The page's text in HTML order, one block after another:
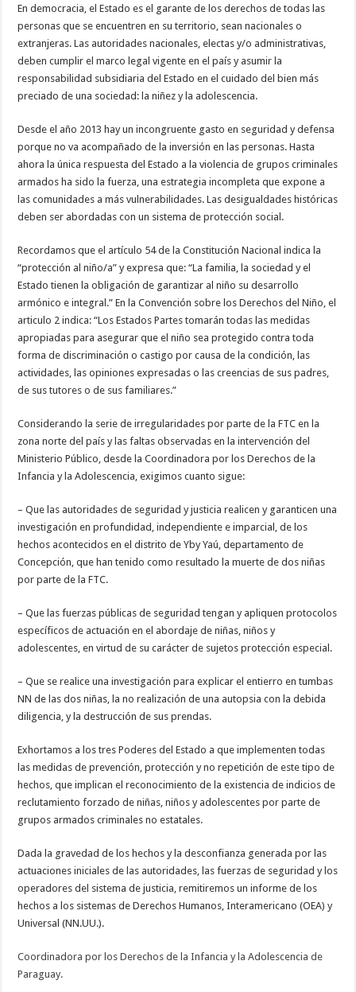
En democracia, el Estado es el garante de los derechos de todas las
personas que se encuentren en su territorio, sean nacionales o
extranjeras. Las autoridades nacionales, electas y/o administrativas,
deben cumplir el marco legal vigente en el país y asumir la
responsabilidad subsidiaria del Estado en el cuidado del bien más
preciado de una sociedad: la niñez y la adolescencia.
Desde el año 2013 hay un incongruente gasto en seguridad y defensa
porque no va acompañado de la inversión en las personas. Hasta
ahora la única respuesta del Estado a la violencia de grupos criminales
armados ha sido la fuerza, una estrategia incompleta que expone a
las comunidades a más vulnerabilidades. Las desigualdades históricas
deben ser abordadas con un sistema de protección social.
Recordamos que el artículo 54 de la Constitución Nacional indica la
“protección al niño/a” y expresa que: “La familia, la sociedad y el
Estado tienen la obligación de garantizar al niño su desarrollo
armónico e integral.” En la Convención sobre los Derechos del Niño, el
articulo 2 indica: “Los Estados Partes tomarán todas las medidas
apropiadas para asegurar que el niño sea protegido contra toda
forma de discriminación o castigo por causa de la condición, las
actividades, las opiniones expresadas o las creencias de sus padres,
de sus tutores o de sus familiares.”
Considerando la serie de irregularidades por parte de la FTC en la
zona norte del país y las faltas observadas en la intervención del
Ministerio Público, desde la Coordinadora por los Derechos de la
Infancia y la Adolescencia, exigimos cuanto sigue:
– Que las autoridades de seguridad y justicia realicen y garanticen una
investigación en profundidad, independiente e imparcial, de los
hechos acontecidos en el distrito de Yby Yaú, departamento de
Concepción, que han tenido como resultado la muerte de dos niñas
por parte de la FTC.
– Que las fuerzas públicas de seguridad tengan y apliquen protocolos
específicos de actuación en el abordaje de niñas, niños y
adolescentes, en virtud de su carácter de sujetos protección especial.
– Que se realice una investigación para explicar el entierro en tumbas
NN de las dos niñas, la no realización de una autopsia con la debida
diligencia, y la destrucción de sus prendas.
Exhortamos a los tres Poderes del Estado a que implementen todas
las medidas de prevención, protección y no repetición de este tipo de
hechos, que implican el reconocimiento de la existencia de indicios de
reclutamiento forzado de niñas, niños y adolescentes por parte de
grupos armados criminales no estatales.
Dada la gravedad de los hechos y la desconfianza generada por las
actuaciones iniciales de las autoridades, las fuerzas de seguridad y los
operadores del sistema de justicia, remitiremos un informe de los
hechos a los sistemas de Derechos Humanos, Interamericano (OEA) y
Universal (NN.UU.).
Coordinadora por los Derechos de la Infancia y la Adolescencia de
Paraguay.